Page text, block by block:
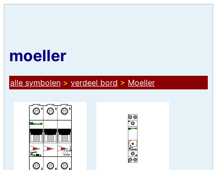
moeller
alle symbolen > verdeel bord > Moeller